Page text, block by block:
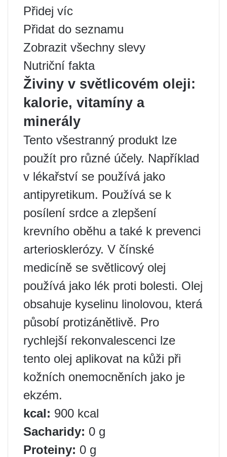
Přidej víc
Přidat do seznamu
Zobrazit všechny slevy
Nutriční fakta
Živiny v světlicovém oleji:
kalorie, vitamíny a
minerály
Tento všestranný produkt lze
použít pro různé účely. Například
v lékařství se používá jako
antipyretikum. Používá se k
posílení srdce a zlepšení
krevního oběhu a také k prevenci
arteriosklerózy. V čínské
medicíně se světlicový olej
používá jako lék proti bolesti. Olej
obsahuje kyselinu linolovou, která
působí protizánětlivě. Pro
rychlejší rekonvalescenci lze
tento olej aplikovat na kůži při
kožních onemocněních jako je
ekzém.
kcal: 900 kcal
Sacharidy: 0 g
Proteiny: 0 g